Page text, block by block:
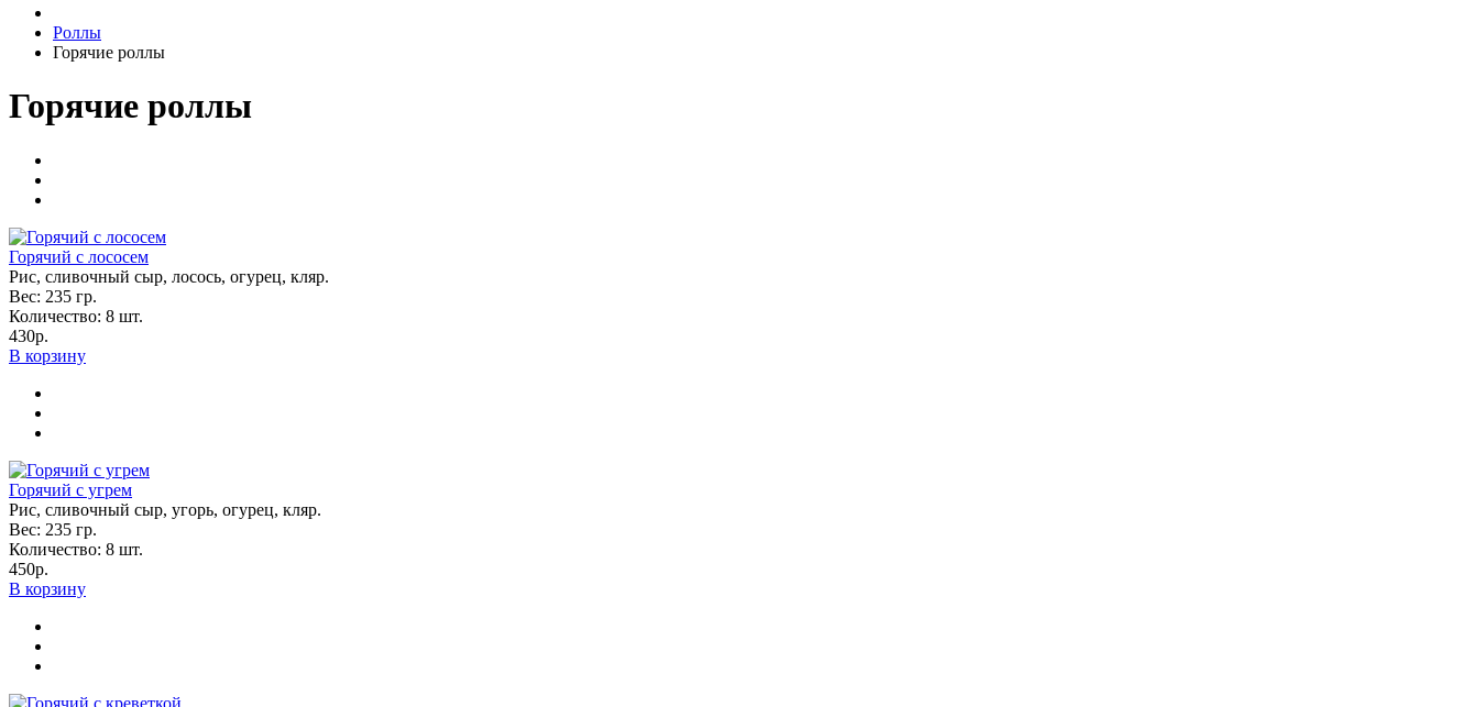
Роллы
Горячие роллы
Горячие роллы
Горячий с лососем
Рис, сливочный сыр, лосось, огурец, кляр.
Вес: 235 гр.
Количество: 8 шт.
430р.
В корзину
Горячий с угрем
Рис, сливочный сыр, угорь, огурец, кляр.
Вес: 235 гр.
Количество: 8 шт.
450р.
В корзину